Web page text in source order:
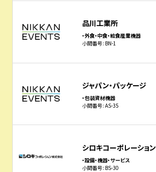
品川工業所
・外食・中食・給食産業機器
小間番号: BN-1
ジャパン・パッケージ
・包装資材機器
小間番号: AS-35
シロキコーポレーション
・設備・機器・サービス
小間番号: BS-30